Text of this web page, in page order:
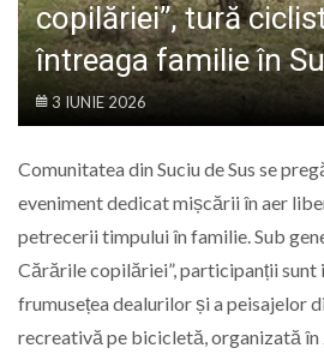
copilăriei”, tură
întreaga familie în
3 IUNIE 2026
Comunitatea din Suciu de Sus se
eveniment dedicat mișcării în aer
petrecerii timpului în familie. Sub
Cărările copilăriei”, participanții sunt
frumusețea dealurilor și a peisajelor
recreativă pe bicicletă, organizată în